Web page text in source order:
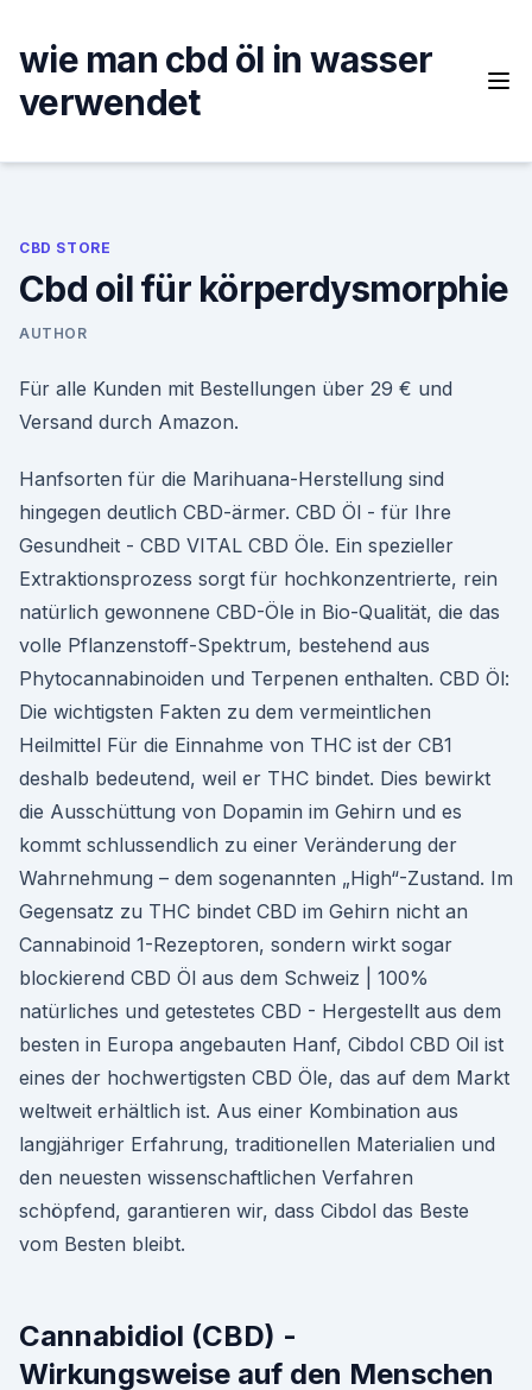
content
wie man cbd öl in wasser
verwendet
CBD STORE
Cbd oil für körperdysmorphie
AUTHOR
Für alle Kunden mit Bestellungen über 29 € und
Versand durch Amazon.
Hanfsorten für die Marihuana-Herstellung sind
hingegen deutlich CBD-ärmer. CBD Öl - für Ihre
Gesundheit - CBD VITAL CBD Öle. Ein spezieller
Extraktionsprozess sorgt für hochkonzentrierte, rein
natürlich gewonnene CBD-Öle in Bio-Qualität, die das
volle Pflanzenstoff-Spektrum, bestehend aus
Phytocannabinoiden und Terpenen enthalten. CBD Öl:
Die wichtigsten Fakten zu dem vermeintlichen
Heilmittel Für die Einnahme von THC ist der CB1
deshalb bedeutend, weil er THC bindet. Dies bewirkt
die Ausschüttung von Dopamin im Gehirn und es
kommt schlussendlich zu einer Veränderung der
Wahrnehmung – dem sogenannten „High“-Zustand. Im
Gegensatz zu THC bindet CBD im Gehirn nicht an
Cannabinoid 1-Rezeptoren, sondern wirkt sogar
blockierend CBD Öl aus dem Schweiz | 100%
natürliches und getestetes CBD - Hergestellt aus dem
besten in Europa angebauten Hanf, Cibdol CBD Oil ist
eines der hochwertigsten CBD Öle, das auf dem Markt
weltweit erhältlich ist. Aus einer Kombination aus
langjähriger Erfahrung, traditionellen Materialien und
den neuesten wissenschaftlichen Verfahren
schöpfend, garantieren wir, dass Cibdol das Beste
vom Besten bleibt.
Cannabidiol (CBD) -
Wirkungsweise auf den Menschen